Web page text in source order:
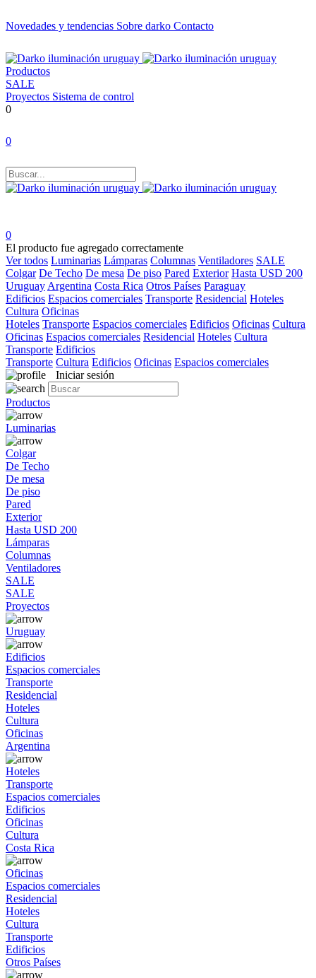
Novedades y tendencias Sobre darko Contacto
Productos
SALE
Proyectos Sistema de control
0
0
0
El producto fue agregado correctamente
Ver todos Luminarias Lámparas Columnas Ventiladores SALE
Colgar De Techo De mesa De piso Pared Exterior Hasta USD 200
Uruguay Argentina Costa Rica Otros Países Paraguay
Edificios Espacios comerciales Transporte Residencial Hoteles
Cultura Oficinas
Hoteles Transporte Espacios comerciales Edificios Oficinas Cultura
Oficinas Espacios comerciales Residencial Hoteles Cultura
Transporte Edificios
Transporte Cultura Edificios Oficinas Espacios comerciales
Iniciar sesión
Productos
Luminarias
Colgar
De Techo
De mesa
De piso
Pared
Exterior
Hasta USD 200
Lámparas
Columnas
Ventiladores
SALE
SALE
Proyectos
Uruguay
Edificios
Espacios comerciales
Transporte
Residencial
Hoteles
Cultura
Oficinas
Argentina
Hoteles
Transporte
Espacios comerciales
Edificios
Oficinas
Cultura
Costa Rica
Oficinas
Espacios comerciales
Residencial
Hoteles
Cultura
Transporte
Edificios
Otros Países